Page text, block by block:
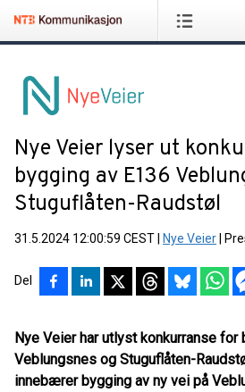
Nye Veier lyser ut
bygging av E136
Stuguflåten-Raudstøl
31.5.2024 12:00:59 CEST Nye Veier
Del
Nye Veier har utlyst konkurranse for
Veblungsnes og Stuguflåten-
innebærer bygging av ny vei på